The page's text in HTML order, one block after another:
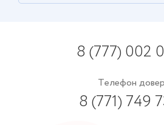
8 (777) 002
Телефон
8 (771) 749